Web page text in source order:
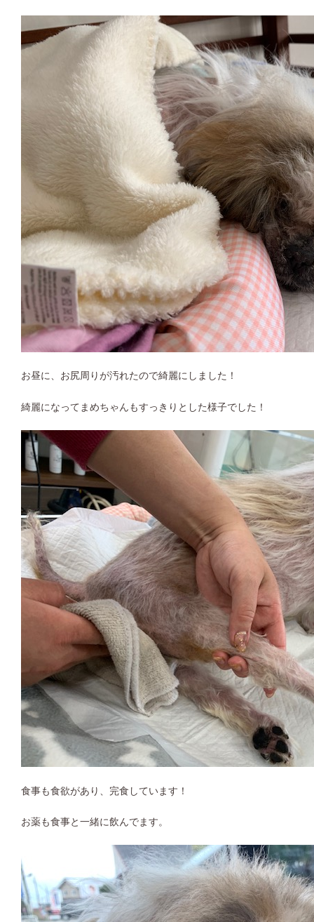
お昼に、お尻周りが汚れたので綺麗にしました！
綺麗になってまめちゃんもすっきりとした様子でした！
食事も食欲があり、完食しています！
お薬も食事と一緒に飲んでます。